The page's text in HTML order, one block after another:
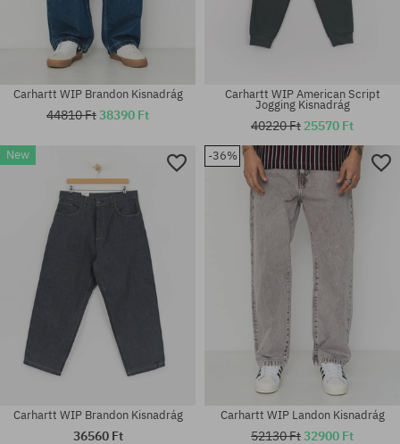
Elérhető méretek:
S; M; L; XL
Elérhető méretek:
Carhartt WIP Brandon Kisnadrág
44810 Ft38390 Ft
Carhartt WIP American Script
Jogging Kisnadrág
40220 Ft 25570 Ft
New
Carhartt WIP Brandon Kisnadrág
36560 Ft
-36%
Carhartt WIP Landon Kisnadrág
52130 Ft32900 Ft